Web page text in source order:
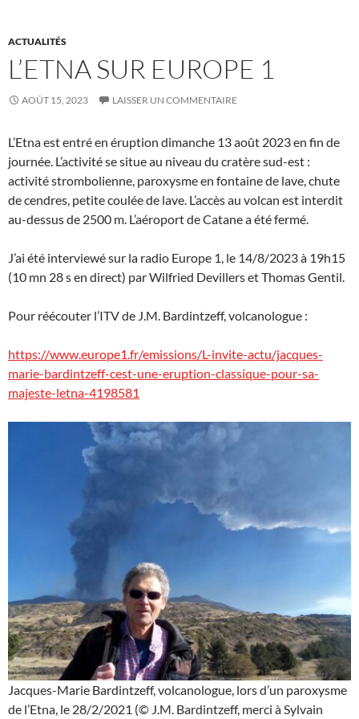
ACTUALITÉS
L’ETNA SUR EUROPE 1
AOÛT 15, 2023 LAISSER UN COMMENTAIRE
L’Etna est entré en éruption dimanche 13 août 2023 en fin de
journée. L’activité se situe au niveau du cratère sud-est :
activité strombolienne, paroxysme en fontaine de lave, chute
de cendres, petite coulée de lave. L’accès au volcan est interdit
au-dessus de 2500 m. L’aéroport de Catane a été fermé.
J’ai été interviewé sur la radio Europe 1, le 14/8/2023 à 19h15
(10 mn 28 s en direct) par Wilfried Devillers et Thomas Gentil.
Pour réécouter l’ITV de J.M. Bardintzeff, volcanologue :
https://www.europe1.fr/emissions/L-invite-actu/jacques-
marie-bardintzeff-cest-une-eruption-classique-pour-sa-
majeste-letna-4198581
Jacques-Marie Bardintzeff, volcanologue, lors d’un paroxysme
de l’Etna, le 28/2/2021 (© J.M. Bardintzeff, merci à Sylvain